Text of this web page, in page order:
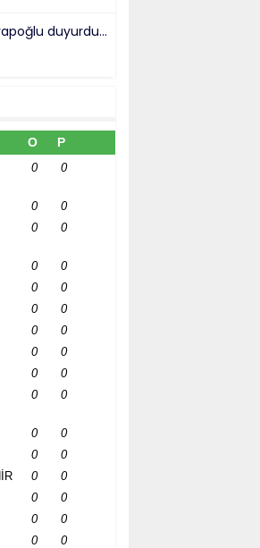
duyurdu...
O P
0 0
0
0
0 0
0
0
0
0
0
0
0
0
0
0
0
0
0 0
0
0
0
0
0
0
0
0
0
0
0
0